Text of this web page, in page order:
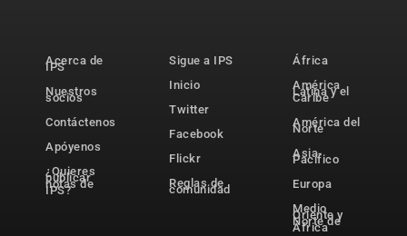
Acerca de
IPS
Nuestros
socios
Contáctenos
Apóyenos
¿Quieres
publicar
notas de
IPS?
Sigue a IPS
Inicio
Twitter
Facebook
Flickr
Reglas de
comunidad
África
América
Latina y el
Caribe
América del
Norte
Asia-
Pacífico
Europa
Medio
Oriente y
Norte de
África